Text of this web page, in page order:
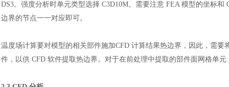
DS3。强度分析时单元类型选择 C3D10M。需要注意 FEA 模型的坐标
边界的节点一一对应即可。
温度场计算要对模型的相关部件施加CFD 计算结果热边界，因此，需要
件，以供 CFD 软件提取热边界。对于在前处理中提取的部件面网格单